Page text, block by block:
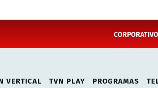
VERTICAL TVN PLAY PROGRAMAS